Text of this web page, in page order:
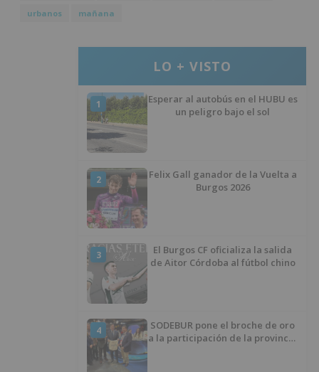
urbanos
mañana
LO + VISTO
1
Esperar al autobús en el HUBU es
un peligro bajo el sol
2
Felix Gall ganador de la Vuelta a
Burgos 2026
3
El Burgos CF oficializa la salida
de Aitor Córdoba al fútbol chino
4
SODEBUR pone el broche de oro
a la participación de la provincia